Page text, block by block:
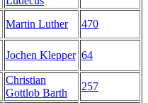
Martin Luther
470
Jochen Klepper 64
Christian
Gottlob Barth
257